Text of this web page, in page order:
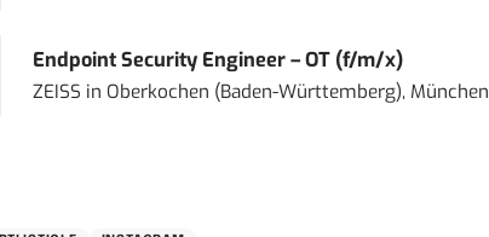
Endpoint Security Engineer – OT (f/m/x)
ZEISS in Oberkochen (Baden-Württemberg), München